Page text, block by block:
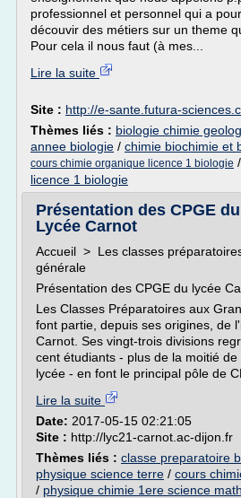
professionnel et personnel qui a
découvir des métiers sur un theme
Pour cela il nous faut (à mes...
Lire la suite
Site : http://e-sante.futura-
Thèmes liés : biologie chimie
annee biologie / chimie biochimie et
cours chimie organique licence 1 biologie /
licence 1 biologie
Présentation des CPGE
Lycée Carnot
Accueil > Les classes
générale
Présentation des CPGE du lycée
Les Classes Préparatoires aux
font partie, depuis ses origines, de
Carnot. Ses vingt-trois divisions
cent étudiants - plus de la moitié
lycée - en font le principal pôle de
Lire la suite
Date: 2017-05-15 02:21:05
Site : http://lyc21-carnot.ac-dijon.fr
Thèmes liés : classe preparatoire
physique science terre / cours
/ physique chimie 1ere science math